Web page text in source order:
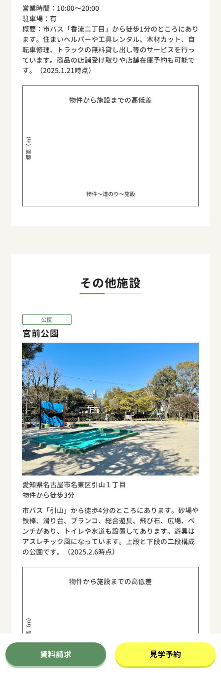
営業時間：10:00〜20:00
駐車場：有
概要：市バス「香流二丁目」から徒歩1分のところにあり
ます。住まいへルパーや工具レンタル、木材カット、自
転車修理、トラックの無料貸し出し等のサービスを行っ
ています。商品の店舗受け取りや店舗在庫予約も可能で
す。（2025.1.21時点）
物件から施設までの高低差
標高（m）
物件〜道のり〜施設
その他施設
公園
宮前公園
愛知県名古屋市名東区引山１丁目
物件から徒歩3分
市バス「引山」から徒歩4分のところにあります。砂場や
鉄棒、滑り台、ブランコ、総合遊具、飛び石、広場、ベ
ンチがあり、トイレや水道も設置してあります。遊具は
アスレチック風になっています。上段と下段の二段構成
の公園です。（2025.2.6時点）
物件から施設までの高低差
標高（m）
資料請求 見学予約